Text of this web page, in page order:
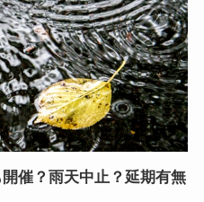
催？雨天中止？延期有無